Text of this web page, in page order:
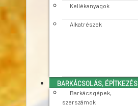
Kellékanyagok
Alkatrészek
BARKÁCSOLÁS, ÉPÍTKEZÉS
Barkácsgépek,
szerszámok